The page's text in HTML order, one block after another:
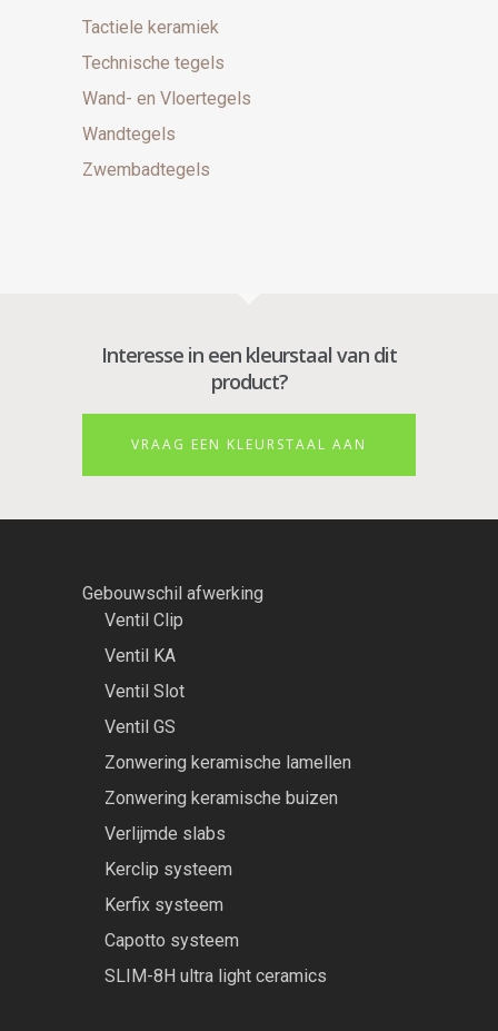
Tactiele keramiek
Technische tegels
Wand- en Vloertegels
Wandtegels
Zwembadtegels
Interesse in een kleurstaal van dit
product?
VRAAG EEN KLEURSTAAL AAN
Gebouwschil afwerking
Ventil Clip
Ventil KA
Ventil Slot
Ventil GS
Zonwering keramische lamellen
Zonwering keramische buizen
Verlijmde slabs
Kerclip systeem
Kerfix systeem
Capotto systeem
SLIM-8H ultra light ceramics